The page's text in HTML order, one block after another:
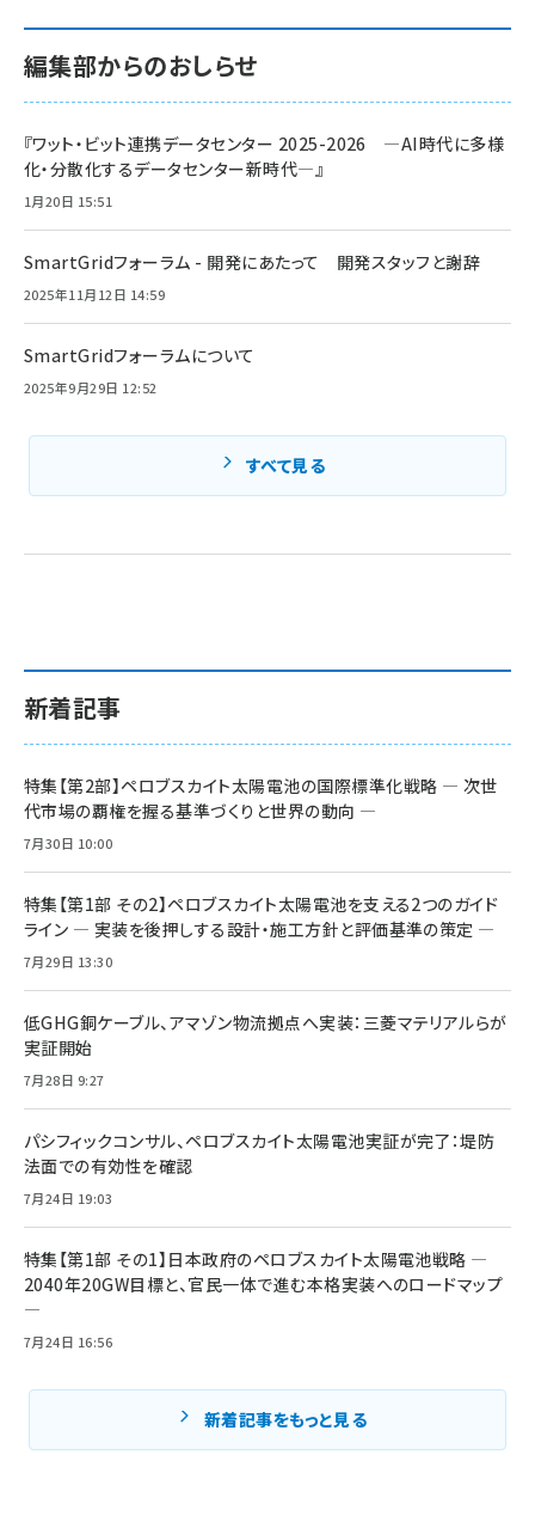
新着記事
特集【第2部】ペロブスカイト太陽電池の国際標準化戦略 ― 次世
代市場の覇権を握る基準づくりと世界の動向 ―
7月30日 10:00
特集【第1部 その2】ペロブスカイト太陽電池を支える2つのガイド
ライン ― 実装を後押しする設計・施工方針と評価基準の策定 ―
7月29日 13:30
低GHG銅ケーブル、アマゾン物流拠点へ実装：三菱マテリアルらが
実証開始
7月28日 9:27
パシフィックコンサル、ペロブスカイト太陽電池実証が完了：堤防
法面での有効性を確認
7月24日 19:03
特集【第1部 その1】日本政府のペロブスカイト太陽電池戦略 ―
2040年20GW目標と、官民一体で進む本格実装へのロードマップ
―
7月24日 16:56
新着記事をもっと見る
編集部からのおしらせ
『ワット・ビット連携データセンター 2025-2026 ―AI時代に多様
化・分散化するデータセンター新時代―』
1月20日 15:51
SmartGridフォーラム - 開発にあたって 開発スタッフと謝辞
2025年11月12日 14:59
SmartGridフォーラムについて
2025年9月29日 12:52
すべて見る